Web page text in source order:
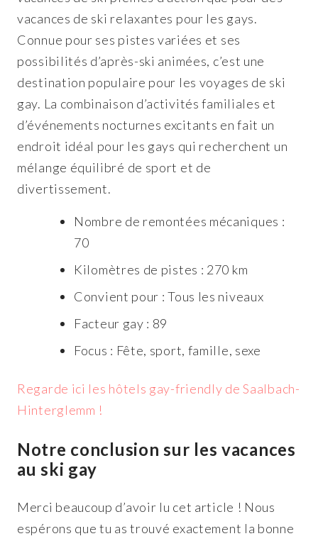
vacances de ski relaxantes pour les gays.
Connue pour ses pistes variées et ses
possibilités d’après-ski animées, c’est une
destination populaire pour les voyages de ski
gay. La combinaison d’activités familiales et
d’événements nocturnes excitants en fait un
endroit idéal pour les gays qui recherchent un
mélange équilibré de sport et de
divertissement.
Nombre de remontées mécaniques :
70
Kilomètres de pistes : 270 km
Convient pour : Tous les niveaux
Facteur gay : 89
Focus : Fête, sport, famille, sexe
Regarde ici les hôtels gay-friendly de Saalbach-
Hinterglemm !
Notre conclusion sur les vacances
au ski gay
Merci beaucoup d’avoir lu cet article ! Nous
espérons que tu as trouvé exactement la bonne